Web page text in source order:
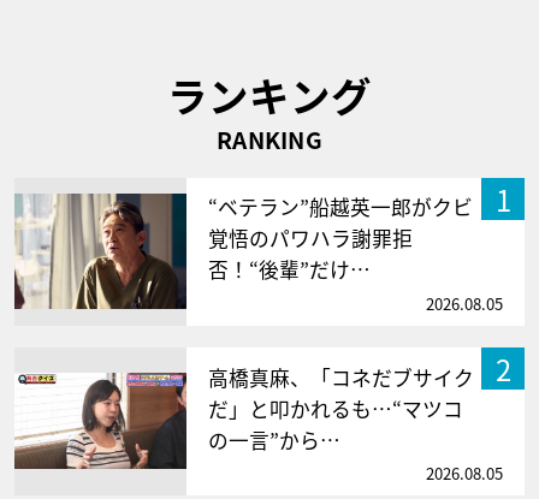
ランキング
RANKING
1
“ベテラン”船越英一郎がクビ
覚悟のパワハラ謝罪拒
否！“後輩”だけ…
2026.08.05
2
高橋真麻、「コネだブサイク
だ」と叩かれるも…“マツコ
の一言”から…
2026.08.05